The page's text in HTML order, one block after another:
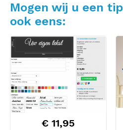
Mogen wij u een
ook eens:
€ 11,95